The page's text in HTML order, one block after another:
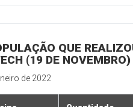
QUE
(19 DE NOVEMBRO)
de 2022